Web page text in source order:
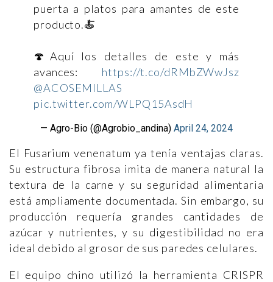
puerta a platos para amantes de este
producto.🍝
🍄Aquí los detalles de este y más
avances: https://t.co/dRMbZWwJsz
@ACOSEMILLAS
pic.twitter.com/WLPQ15AsdH
— Agro-Bio (@Agrobio_andina) April 24, 2024
El Fusarium venenatum ya tenía ventajas claras.
Su estructura fibrosa imita de manera natural la
textura de la carne y su seguridad alimentaria
está ampliamente documentada. Sin embargo, su
producción requería grandes cantidades de
azúcar y nutrientes, y su digestibilidad no era
ideal debido al grosor de sus paredes celulares.
El equipo chino utilizó la herramienta CRISPR